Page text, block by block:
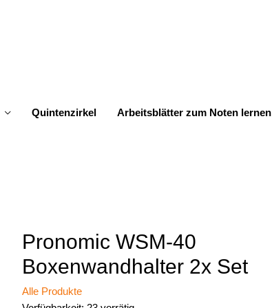
Quintenzirkel Arbeitsblätter zum Noten lernen
Pronomic WSM-40
Boxenwandhalter 2x Set
Alle Produkte